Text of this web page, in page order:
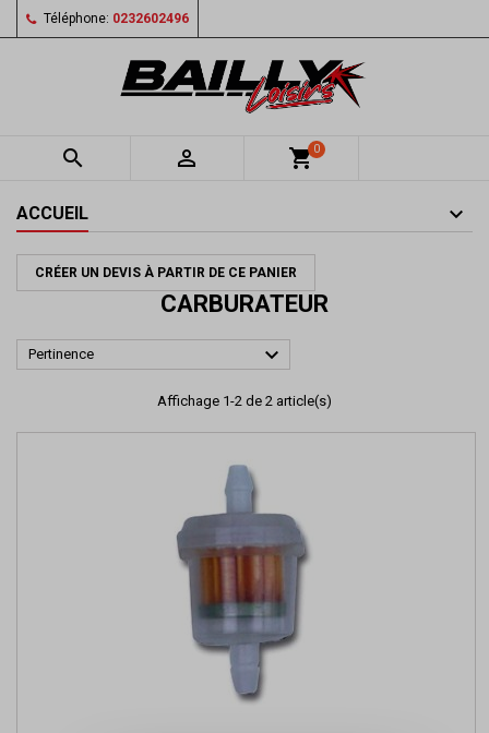
Téléphone: 0232602496
  shopping_cart0
ACCUEIL
CRÉER UN DEVIS À PARTIR DE CE PANIER
CARBURATEUR
Pertinence 
Affichage 1-2 de 2 article(s)